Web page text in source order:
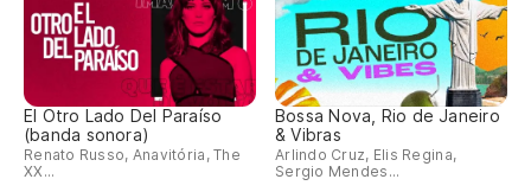
El Otro Lado Del Paraíso
(banda sonora)
Renato Russo, Anavitória, The
XX...
Bossa Nova, Rio de Janeiro
& Vibras
Arlindo Cruz, Elis Regina,
Sergio Mendes...